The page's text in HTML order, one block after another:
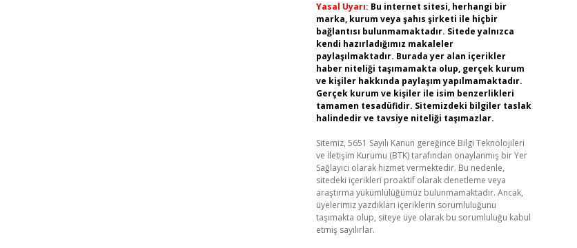
Yasal Uyarı: Bu internet sitesi, herhangi bir
marka, kurum veya şahıs şirketi ile hiçbir
bağlantısı bulunmamaktadır. Sitede yalnızca
kendi hazırladığımız makaleler
paylaşılmaktadır. Burada yer alan içerikler
haber niteliği taşımamakta olup, gerçek kurum
ve kişiler hakkında paylaşım yapılmamaktadır.
Gerçek kurum ve kişiler ile isim benzerlikleri
tamamen tesadüfidir. Sitemizdeki bilgiler taslak
halindedir ve tavsiye niteliği taşımazlar.
Sitemiz, 5651 Sayılı Kanun gereğince Bilgi Teknolojileri
ve İletişim Kurumu (BTK) tarafından onaylanmış bir Yer
Sağlayıcı olarak hizmet vermektedir. Bu nedenle,
sitedeki içerikleri proaktif olarak denetleme veya
araştırma yükümlülüğümüz bulunmamaktadır. Ancak,
üyelerimiz yazdıkları içeriklerin sorumluluğunu
taşımakta olup, siteye üye olarak bu sorumluluğu kabul
etmiş sayılırlar.